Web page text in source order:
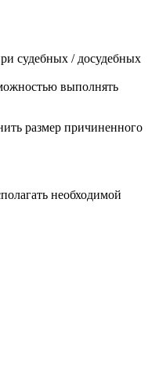
судебных / досудебных
выполнять
размер причиненного
необходимой